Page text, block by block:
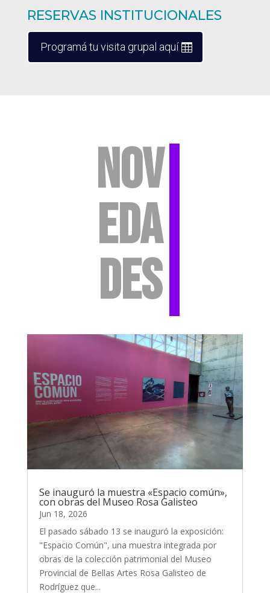
RESERVAS INSTITUCIONALES
Programá tu visita grupal aquí
nov
eda
des
Se inauguró la muestra «Espacio común»,
con obras del Museo Rosa Galisteo
Jun 18, 2026
El pasado sábado 13 se inauguró la exposición:
"Espacio Común", una muestra integrada por
obras de la colección patrimonial del Museo
Provincial de Bellas Artes Rosa Galisteo de
Rodríguez que...